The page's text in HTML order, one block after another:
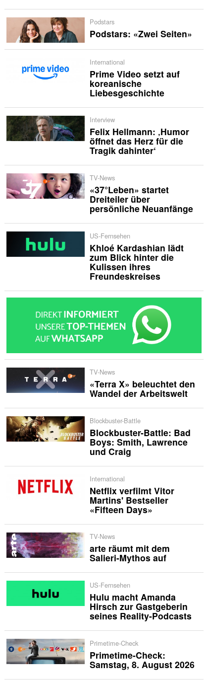
Podstars
Podstars: «Zwei Seiten»
International
Prime Video setzt auf
koreanische
Liebesgeschichte
Interview
Felix Hellmann: ‚Humor
öffnet das Herz für die
Tragik dahinter‘
TV-News
«37°Leben» startet
Dreiteiler über
persönliche Neuanfänge
US-Fernsehen
Khloé Kardashian lädt
zum Blick hinter die
Kulissen ihres
Freundeskreises
TV-News
«Terra X» beleuchtet den
Wandel der Arbeitswelt
Blockbuster-Battle
Blockbuster-Battle: Bad
Boys: Smith, Lawrence
und Craig
International
Netflix verfilmt Vitor
Martins' Bestseller
«Fifteen Days»
TV-News
arte räumt mit dem
Salieri-Mythos auf
US-Fernsehen
Hulu macht Amanda
Hirsch zur Gastgeberin
seines Reality-Podcasts
Primetime-Check
Primetime-Check:
Samstag, 8. August 2026